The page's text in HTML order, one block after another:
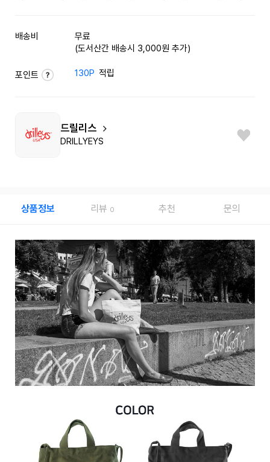
배송비
무료
(도서산간 배송시 3,000원 추가)
포인트 130P 적립
드릴리스
DRILLYEYS
상품정보 리뷰 0 추천 문의